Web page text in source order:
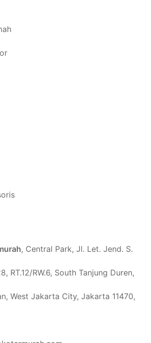
, Central Park, Jl. Let. Jend. S.
RT.12/RW.6, South Tanjung Duren,
West Jakarta City, Jakarta 11470,